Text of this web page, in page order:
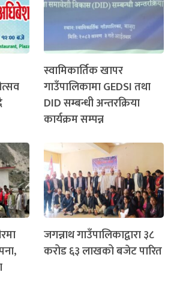
स्वामिकार्तिक खापर
गाउँपालिकामा GEDSI तथा
DID सम्बन्धी अन्तरक्रिया
कार्यक्रम सम्पन्न
जगन्नाथ गाउँपालिकाद्वारा ३८
करोड ६३ लाखको बजेट पारित